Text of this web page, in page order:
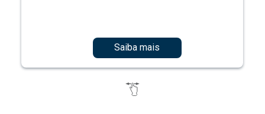
Saiba mais